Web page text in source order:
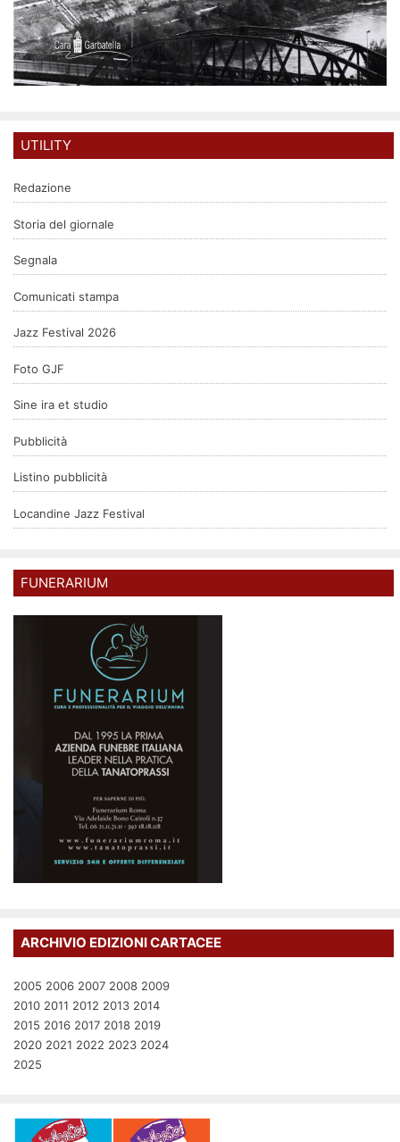
UTILITY
Redazione
Storia del giornale
Segnala
Comunicati stampa
Jazz Festival 2026
Foto GJF
Sine ira et studio
Pubblicità
Listino pubblicità
Locandine Jazz Festival
FUNERARIUM
ARCHIVIO EDIZIONI CARTACEE
2005 2006 2007 2008 2009
2010 2011 2012 2013 2014
2015 2016 2017 2018 2019
2020 2021 2022 2023 2024
2025